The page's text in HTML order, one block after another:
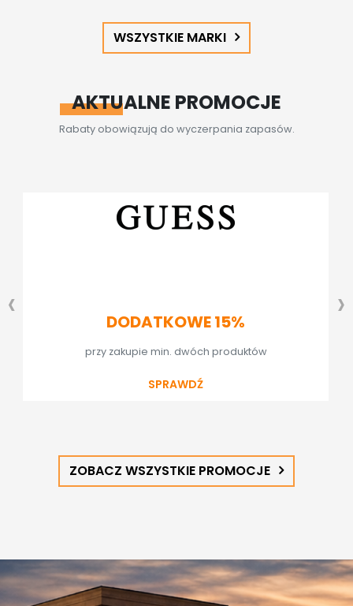
WSZYSTKIE MARKI
AKTUALNE PROMOCJE
Rabaty obowiązują do wyczerpania zapasów.
DODATKOWE 15%
przy zakupie min. dwóch produktów
SPRAWDŹ
‹ ›
ZOBACZ WSZYSTKIE PROMOCJE